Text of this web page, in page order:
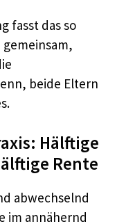
fasst das so
gemeinsam,
beide Eltern
Hälftige
Rente
abwechselnd
im annähernd